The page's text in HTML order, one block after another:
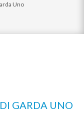
Uno
GARDA UNO